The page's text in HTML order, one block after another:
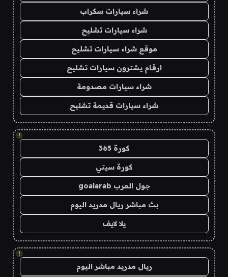
شراء سيارات سكراب
شراء سيارات تشليح
موقع شراء سيارات تشليح
ارقام يشترون سيارات تشليح
شراء سيارات مصدومة
شراء سيارات قديمة تشليح
!
كورة 365
كورة سيتي
جول العرب goalarab
بث مباشر ريال مدريد اليوم
يلا لايف
!
ريال مدريد مباشر اليوم